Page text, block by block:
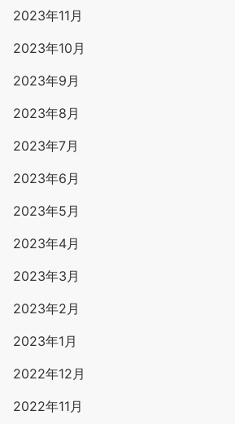
2023年11月
2023年10月
2023年9月
2023年8月
2023年7月
2023年6月
2023年5月
2023年4月
2023年3月
2023年2月
2023年1月
2022年12月
2022年11月